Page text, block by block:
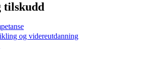
tilskudd
og videreutdanning